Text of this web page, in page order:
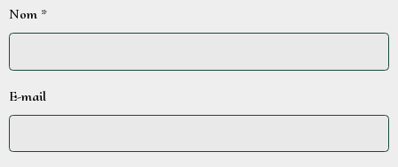
Nom
E-mail